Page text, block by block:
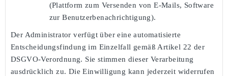
(Plattform zum Versenden von E-Mails, Software
zur Benutzerbenachrichtigung).
Der Administrator verfügt über eine automatisierte
Entscheidungsfindung im Einzelfall gemäß Artikel 22 der
DSGVO-Verordnung. Sie stimmen dieser Verarbeitung
ausdrücklich zu. Die Einwilligung kann jederzeit widerrufen